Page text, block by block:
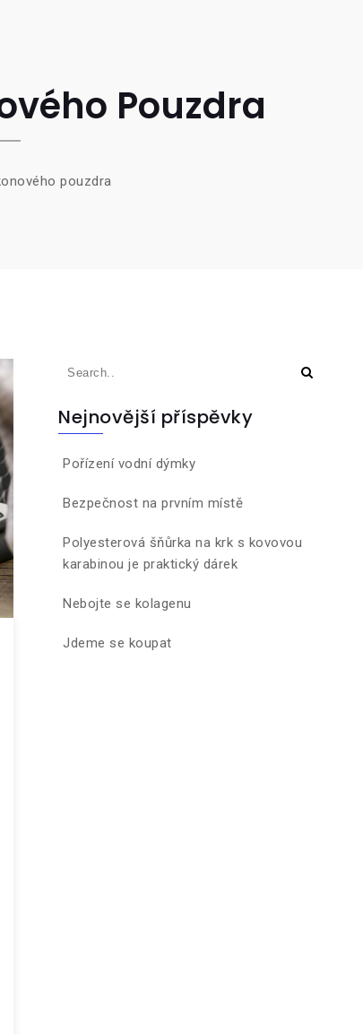
Pouzdra
pouzdra
Nejnovější příspěvky
Pořízení vodní dýmky
Bezpečnost na prvním místě
Polyesterová šňůrka na krk s kovovou
karabinou je praktický dárek
Nebojte se kolagenu
Jdeme se koupat